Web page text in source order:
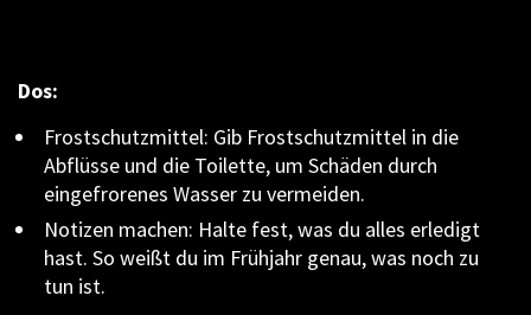
Dos:
Frostschutzmittel: Gib Frostschutzmittel in die
Abflüsse und die Toilette, um Schäden durch
eingefrorenes Wasser zu vermeiden.
Notizen machen: Halte fest, was du alles erledigt
hast. So weißt du im Frühjahr genau, was noch zu
tun ist.